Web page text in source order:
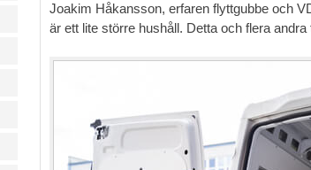
Joakim Håkansson, erfaren flyttgubbe och
är ett lite större hushåll. Detta och flera